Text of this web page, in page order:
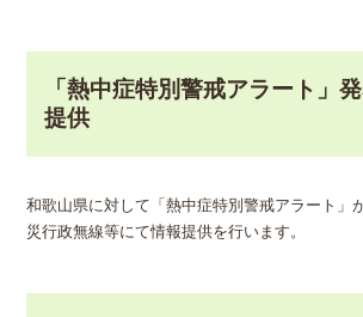
「熱中症特別警戒アラート」
提供
和歌山県に対して「熱中症特別警戒アラート」
災行政無線等にて情報提供を行います。